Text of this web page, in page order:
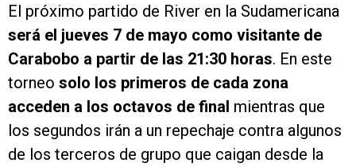
El próximo partido de River en la Sudamericana
será el jueves 7 de mayo como visitante de
Carabobo a partir de las 21:30 horas. En este
torneo solo los primeros de cada zona
acceden a los octavos de final mientras que
los segundos irán a un repechaje contra algunos
de los terceros de grupo que caigan desde la